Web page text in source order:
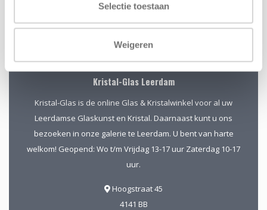
Selectie toestaan
Weigeren
Kristal-Glas Leerdam
Kristal-Glas is de online Glas & Kristalwinkel voor al uw
Leerdamse Glaskunst en Kristal. Daarnaast kunt u ons
bezoeken in onze galerie te Leerdam. U bent van harte
welkom! Geopend: Wo t/m Vrijdag 13-17 uur Zaterdag 10-17
uur.
Hoogstraat 45
4141 BB